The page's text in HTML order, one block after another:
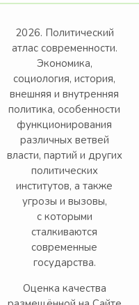
2026. Политический
атлас современности.
Экономика,
социология, история,
внешняя и внутренняя
политика, особенности
функционирования
различных ветвей
власти, партий и других
политических
институтов, а также
угрозы и вызовы,
с которыми
сталкиваются
современные
государства.
Оценка качества